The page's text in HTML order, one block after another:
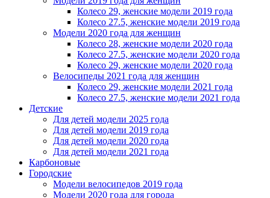
Колесо 29, женские модели 2019 года
Колесо 27.5, женские модели 2019 года
Модели 2020 года для женщин
Колесо 28, женские модели 2020 года
Колесо 27.5, женские модели 2020 года
Колесо 29, женские модели 2020 года
Велосипеды 2021 года для женщин
Колесо 29, женские модели 2021 года
Колесо 27.5, женские модели 2021 года
Детские
Для детей модели 2025 года
Для детей модели 2019 года
Для детей модели 2020 года
Для детей модели 2021 года
Карбоновые
Городские
Модели велосипедов 2019 года
Модели 2020 года для города